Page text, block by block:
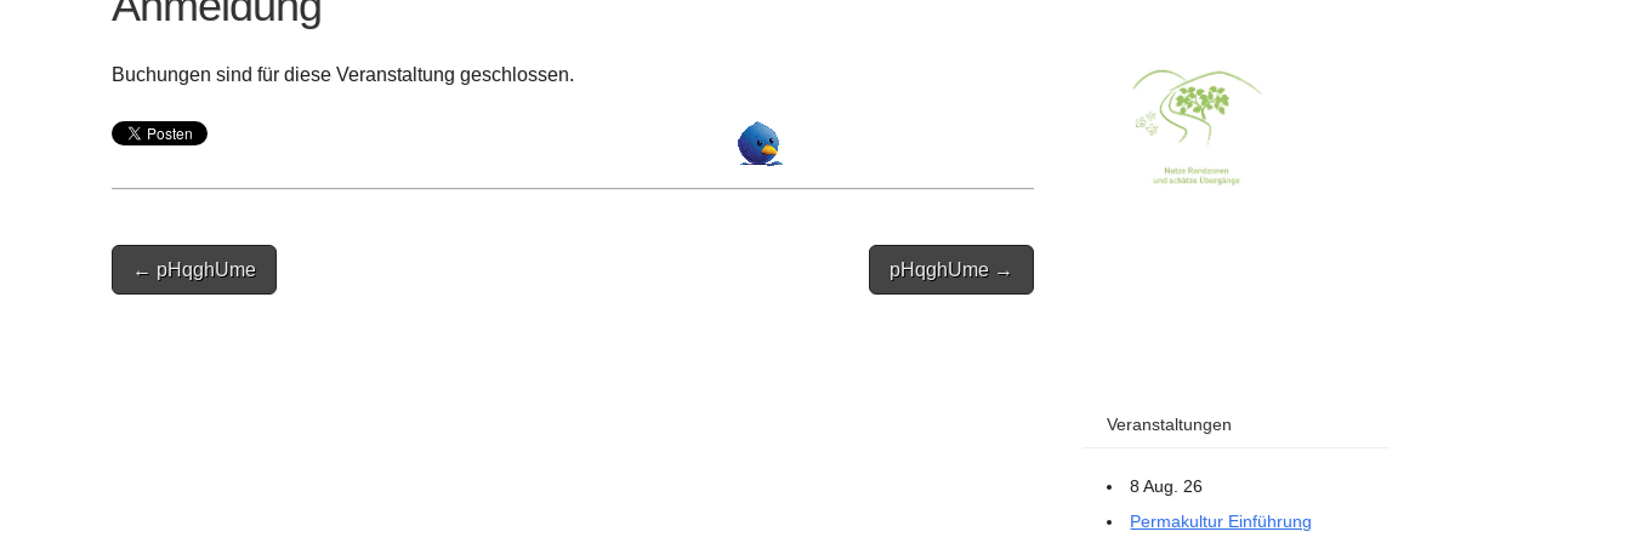
Buchungen sind für diese Veranstaltung geschlossen.
Post
navigation
← pHqghUme pHqghUme →
Veranstaltungen
8 Aug. 26
Permakultur Einführung